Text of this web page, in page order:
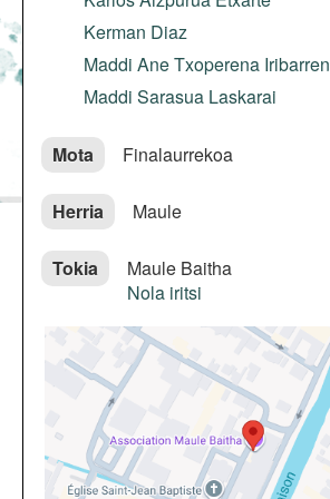
Kerman Diaz
Maddi Ane Txoperena Iribarren
Maddi Sarasua Laskarai
Mota Finalaurrekoa
Herria Maule
Tokia
Maule Baitha
Nola iritsi